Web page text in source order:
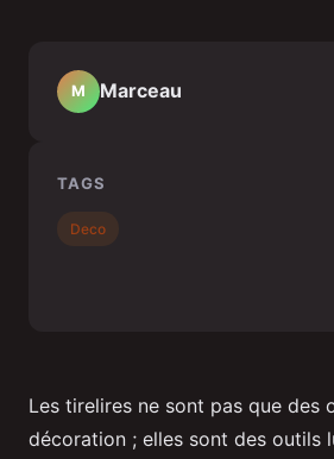
Les tirelires ne sont pas que des
décoration ; elles sont des outils
M Marceau
TAGS
Deco